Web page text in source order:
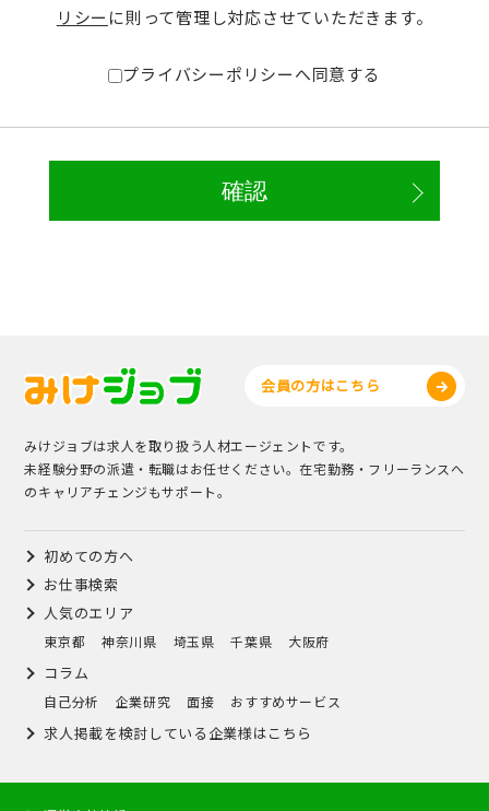
リシー に則って管理し対応させていただきます。
プライバシーポリシーへ同意する
会員の方はこちら
みけジョブは求人を取り扱う人材エージェントです。
未経験分野の派遣・転職はお任せください。在宅勤務・フリーランスへ
のキャリアチェンジもサポート。
初めての方へ
お仕事検索
人気のエリア
東京都 神奈川県 埼玉県 千葉県 大阪府
コラム
自己分析 企業研究 面接 おすすめサービス
求人掲載を検討している企業様はこちら